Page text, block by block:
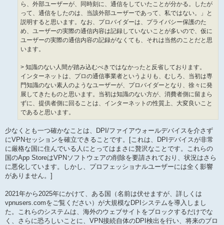
ら、外部ユーザーが、同時刻に、通信をしていたことが分かる。したが
って、通信をしたのは、当該外部ユーザーであって、私ではない。」と
説明すると思います。なお、プロバイダーは、プライバシー保護のた
め、ユーザーの実際の通信内容は記録していないことが多いので、仮に
ユーザーの実際の通信内容の記録がなくても、それは当然のことだと思
います。
> 知識のない人間が踏み込むべきではなかったと反省しております。
インターネットは、プロの通信事業者というよりも、むしろ、当初は専
門知識のない素人のようなユーザーが、プロバイダーとなり、徐々に発
展してきたものと思います。当初は知識のない方が、消費者側に留まら
ずに、提供者側に回ることは、インターネットの性質上、大変良いこと
であると思います。
少なくとも一つ確かなことは、DPI/ファイアウォールデバイスを介さず
にVPNセッションを確立できることです。[これは、DPIデバイスが非常
に厳格な国に住んでいる人にとってはまさに贅沢なことです。これらの
国のApp StoreはVPNソフトウェアの削除を要請されており、状況はさら
に悪化しています。しかし、プロフェッショナルユーザーには全く影響
がありません。]
2021年から2025年にかけて、ある国（名前は伏せますが、詳しくは
vpnusers.comをご覧ください）が大規模なDPIシステムを導入しまし
た。これらのシステムは、海外のウェブサイトをブロックするだけでな
く、さらに恐ろしいことに、VPN接続自体のDPI検出を行い、将来のブロ